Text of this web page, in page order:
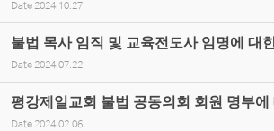
Date 2024.10.27
불법 목사 임직 및 교육전도사 임명에 대
Date 2024.07.22
평강제일교회 불법 공동의회 회원 명부에
Date 2024.02.06